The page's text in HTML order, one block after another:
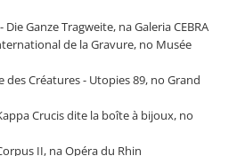
Ganze Tragweite, na Galeria CEBRA
de la Gravure, no Musée
des Créatures - Utopies 89, no Grand
Crucis dite la boîte à bijoux, no
II, na Opéra du Rhin